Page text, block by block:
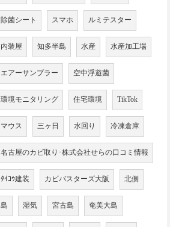
除菌シート スマホ ルミテスター
内装屋 知多半島 水産 水産加工場
エアーサンプラー 空中浮遊菌
環境モニタリング 住宅環境 TikTok
マウス 三ヶ日 水回り 冷凍倉庫
名古屋のカビ取り･株式会社せらの口コミ情報
ﾀｲｺｳ建装 カビバスターズ大阪 北側
島 湿気 宮古島 奄美大島